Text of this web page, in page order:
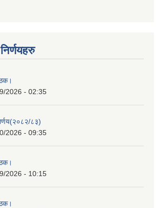
2026 - 02:35
८३)
2026 - 09:35
2026 - 10:15